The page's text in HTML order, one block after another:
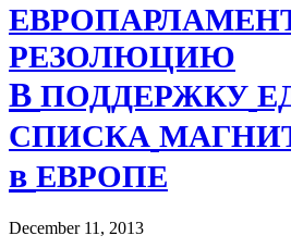
РЕЗОЛЮЦИЮ
В ПОДДЕРЖКУ
СПИСКА
в ЕВРОПЕ
December 11, 2013